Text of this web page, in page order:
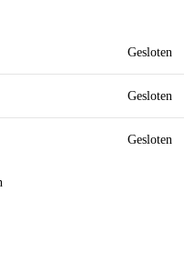
Gesloten
Gesloten
Gesloten